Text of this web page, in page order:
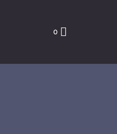
0